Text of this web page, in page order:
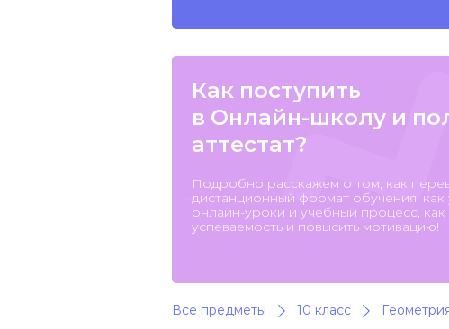
Как поступить
в Онлайн-школу и
аттестат?
Подробно расскажем о том, как
дистанционный формат обучения, как
онлайн-уроки и учебный процесс, как
успеваемость и повысить мотивацию!
Все предметы 10 класс